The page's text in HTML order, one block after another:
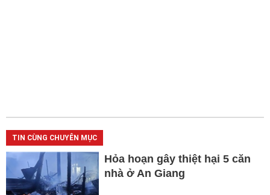
TIN CÙNG CHUYÊN MỤC
Hỏa hoạn gây thiệt hại 5 căn
nhà ở An Giang